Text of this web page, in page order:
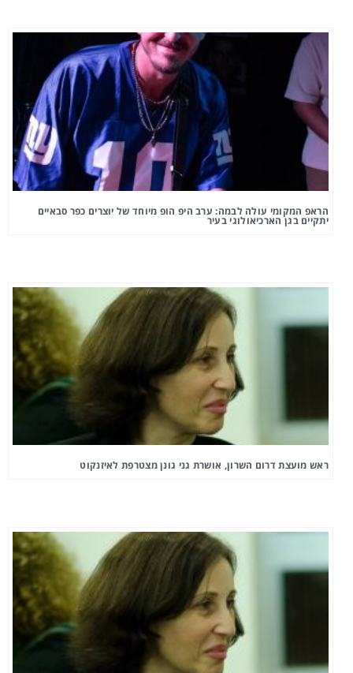
הראפ המקומי עולה לבמה: ערב היפ הופ מיוחד של יוצרים כפר סבאיים
יתקיים בגן הארכיאולוגי בעיר
ראש מועצת דרום השרון, אושרת גני גונן מצטרפת לאיזנקוט